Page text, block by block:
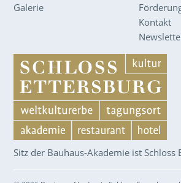
Galerie
Kontakt
Sitz der Bauhaus-Akademie ist Schloss